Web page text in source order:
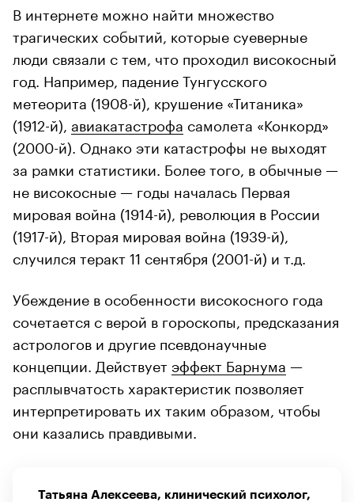
В интернете можно найти множество
трагических событий, которые суеверные
люди связали с тем, что проходил високосный
год. Например, падение Тунгусского
метеорита (1908-й), крушение «Титаника»
(1912-й), авиакатастрофа самолета «Конкорд»
(2000-й). Однако эти катастрофы не выходят
за рамки статистики. Более того, в обычные —
не високосные — годы началась Первая
мировая война (1914-й), революция в России
(1917-й), Вторая мировая война (1939-й),
случился теракт 11 сентября (2001-й) и т.д.
Убеждение в особенности високосного года
сочетается с верой в гороскопы, предсказания
астрологов и другие псевдонаучные
концепции. Действуетэффект Барнума —
расплывчатость характеристик позволяет
интерпретировать их таким образом, чтобы
они казались правдивыми.
Татьяна Алексеева, клинический психолог,